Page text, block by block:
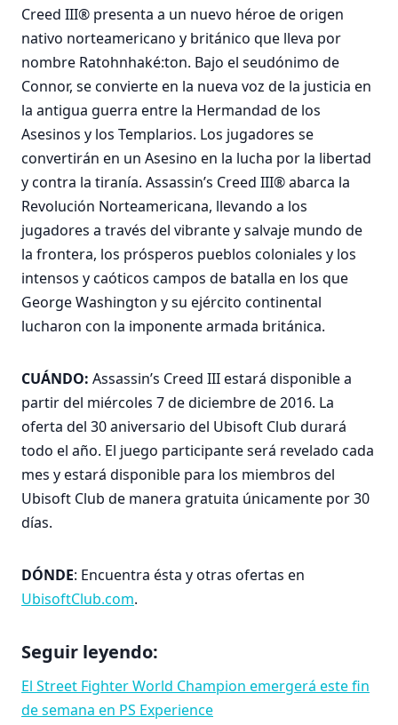
Creed III® presenta a un nuevo héroe de origen
nativo norteamericano y británico que lleva por
nombre Ratohnhaké:ton. Bajo el seudónimo de
Connor, se convierte en la nueva voz de la justicia en
la antigua guerra entre la Hermandad de los
Asesinos y los Templarios. Los jugadores se
convertirán en un Asesino en la lucha por la libertad
y contra la tiranía. Assassin’s Creed III® abarca la
Revolución Norteamericana, llevando a los
jugadores a través del vibrante y salvaje mundo de
la frontera, los prósperos pueblos coloniales y los
intensos y caóticos campos de batalla en los que
George Washington y su ejército continental
lucharon con la imponente armada británica.
CUÁNDO: Assassin’s Creed III estará disponible a
partir del miércoles 7 de diciembre de 2016. La
oferta del 30 aniversario del Ubisoft Club durará
todo el año. El juego participante será revelado cada
mes y estará disponible para los miembros del
Ubisoft Club de manera gratuita únicamente por 30
días.
DÓNDE: Encuentra ésta y otras ofertas en
UbisoftClub.com.
Seguir leyendo:
El Street Fighter World Champion emergerá este fin
de semana en PS Experience